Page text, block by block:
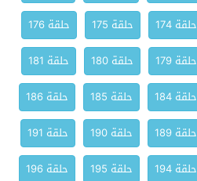
حلقة 174 حلقة 175
حلقة 176
حلقة 179 حلقة 180
حلقة 181
حلقة 184 حلقة 185
حلقة 186
حلقة 189 حلقة 190
حلقة 191
حلقة 194 حلقة 195
حلقة 196